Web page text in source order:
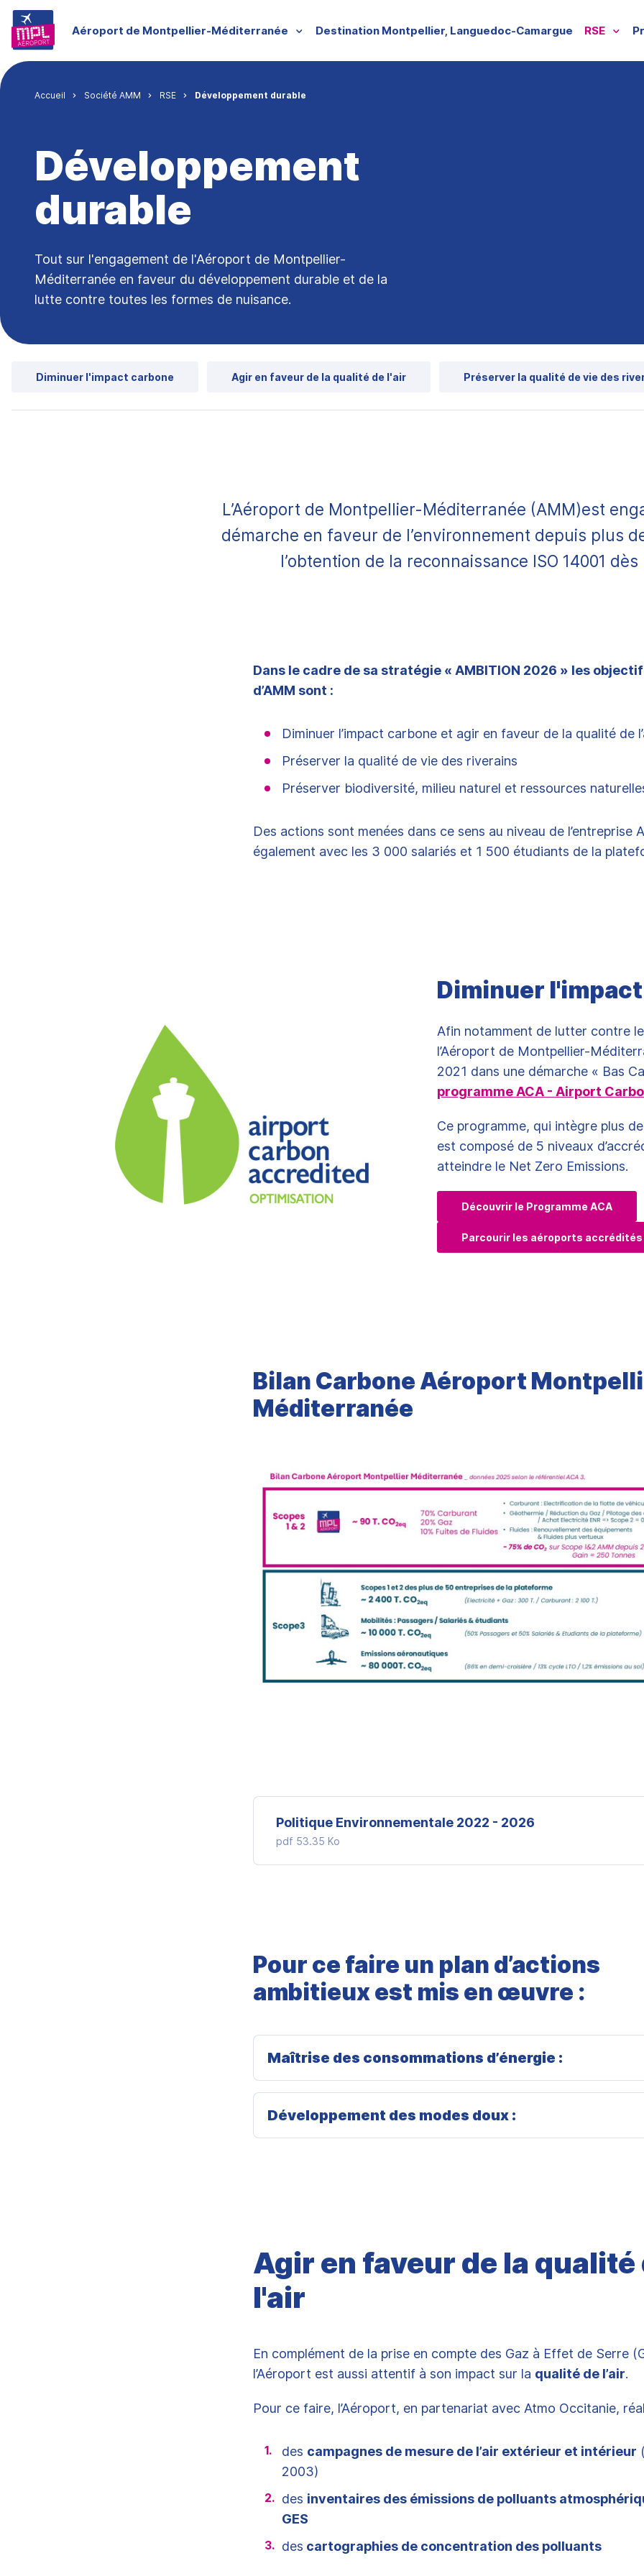
Aller au contenu principal
Menu groupe
Aéroport de Montpellier-Méditerranée Destination Montpellier, Languedoc-Camargue RSE
Fil d'Ariane
Accueil Société AMM RSE Développement durable
Développement
durable
Tout sur l'engagement de l'Aéroport de Montpellier-
Méditerranée en faveur du développement durable et de la
lutte contre toutes les formes de nuisance.
Diminuer l'impact carbone Agir en faveur de la qualité de l'air Préserver la qualité de vie des
L’Aéroport de Montpellier-Méditerranée (AMM)est
démarche en faveur de l’environnement depuis plus
l’obtention de la reconnaissance ISO 14001 dès
Dans le cadre de sa stratégie « AMBITION 2026 » les
d’AMM sont :
Diminuer l’impact carbone et agir en faveur de la qualité de
Préserver la qualité de vie des riverains
Préserver biodiversité, milieu naturel et ressources
Des actions sont menées dans ce sens au niveau de l’entreprise
également avec les 3 000 salariés et 1 500 étudiants de la
Diminuer
Afin notamment de lutter contre
l’Aéroport de Montpellier-
2021 dans une démarche « Bas
programme ACA - Airport
Ce programme, qui intègre plus
est composé de 5 niveaux
atteindre le Net Zero Emissions.
Découvrir le Programme ACA
Parcourir les aéroports accrédités
Bilan Carbone Aéroport
Méditerranée
Politique Environnementale 2022 - 2026
pdf 53.35 Ko
Pour ce faire un plan d’actions
ambitieux est mis en œuvre :
Maîtrise des consommations d’énergie :
Développement des modes doux :
Agir en faveur de la qualité
l'air
En complément de la prise en compte des Gaz à Effet de Serre
l’Aéroport est aussi attentif à son impact sur la qualité de l’air.
Pour ce faire, l’Aéroport, en partenariat avec Atmo Occitanie,
des campagnes de mesure de l’air extérieur et intérieur
2003)
des inventaires des émissions de polluants
GES
des cartographies de concentration des polluants